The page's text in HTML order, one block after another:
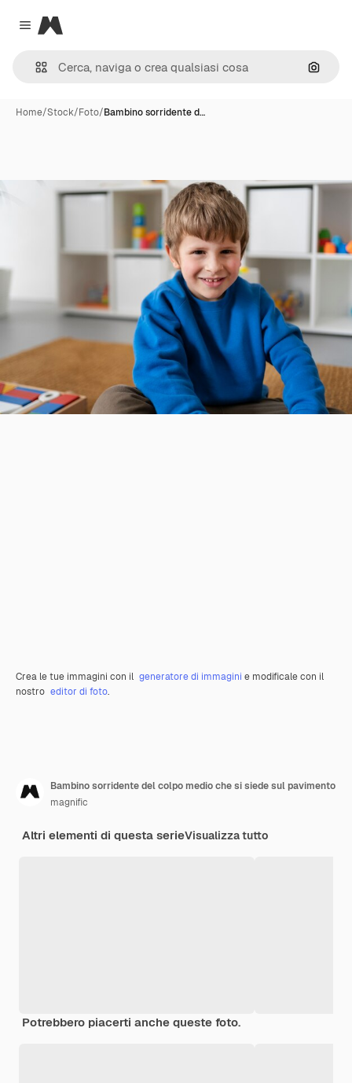
Close menu
Magnific
Cerca
Home/Stock/Foto/Bambino sorridente d…
Crea le tue immagini con il generatore di immagini e modificale con il
nostro editor di foto.
Bambino sorridente del colpo medio che si siede sul pavimento
magnific
Altri elementi di questa serieVisualizza tutto
Potrebbero piacerti anche queste foto.